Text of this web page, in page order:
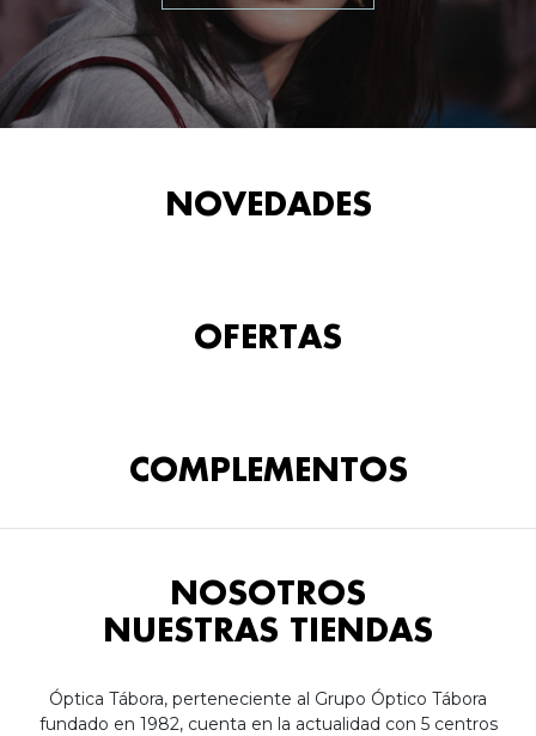
NOVEDADES
OFERTAS
COMPLEMENTOS
NOSOTROS
NUESTRAS TIENDAS
Óptica Tábora, perteneciente al Grupo Óptico Tábora
fundado en 1982, cuenta en la actualidad con 5 centros